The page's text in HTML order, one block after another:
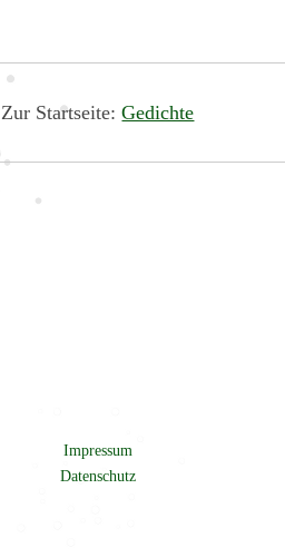
Zur Startseite:Gedichte
Impressum
Datenschutz